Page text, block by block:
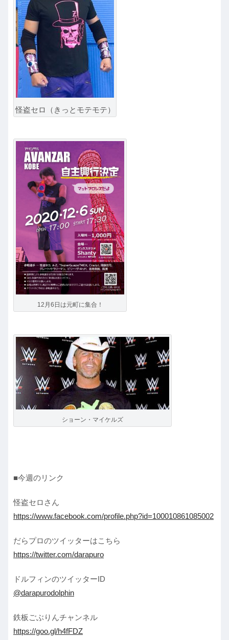
怪盗セロ（きっとモテモテ）
12月6日は元町に集合！
ショーン・マイケルズ
■今週のリンク
怪盗セロさん
https://www.facebook.com/profile.php?id=100010861085002
だらプロのツイッターはこちら
https://twitter.com/darapuro
ドルフィンのツイッターID
@darapurodolphin
鉄板ごぶりんチャンネル
https://goo.gl/h4fFDZ